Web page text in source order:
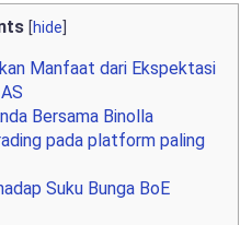
[hide
Manfaat dari Ekspektasi
Bersama Binolla
pada platform paling
Suku Bunga BoE